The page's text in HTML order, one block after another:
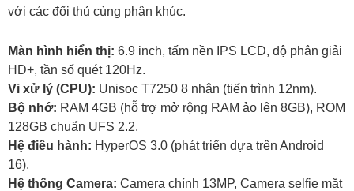
với các đối thủ cùng phân khúc.
Màn hình hiển thị: 6.9 inch, tấm nền IPS LCD, độ phân giải
HD+, tần số quét 120Hz.
Vi xử lý (CPU): Unisoc T7250 8 nhân (tiến trình 12nm).
Bộ nhớ: RAM 4GB (hỗ trợ mở rộng RAM ảo lên 8GB), ROM
128GB chuẩn UFS 2.2.
Hệ điều hành: HyperOS 3.0 (phát triển dựa trên Android
16).
Hệ thống Camera: Camera chính 13MP, Camera selfie mặt